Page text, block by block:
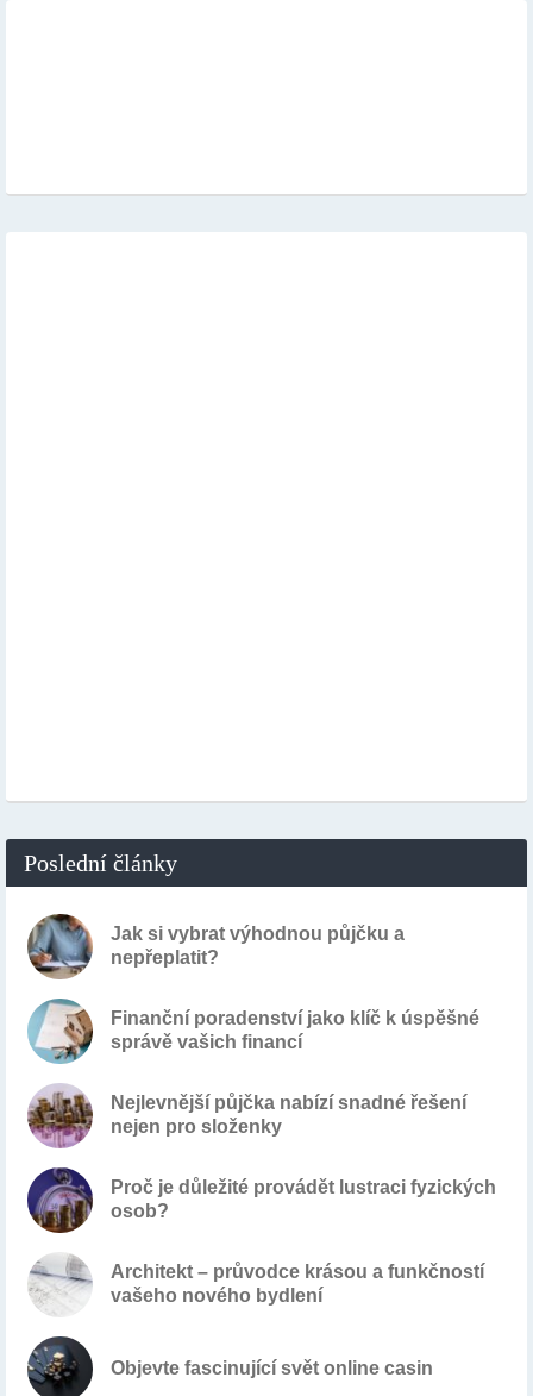
Poslední články
Jak si vybrat výhodnou půjčku a
nepřeplatit?
Finanční poradenství jako klíč k úspěšné
správě vašich financí
Nejlevnější půjčka nabízí snadné řešení
nejen pro složenky
Proč je důležité provádět lustraci fyzických
osob?
Architekt – průvodce krásou a funkčností
vašeho nového bydlení
Objevte fascinující svět online casin